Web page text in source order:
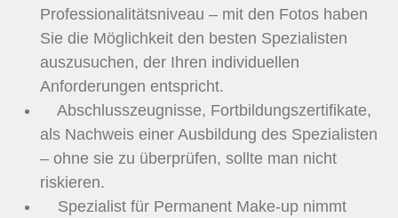
Professionalitätsniveau – mit den Fotos haben
Sie die Möglichkeit den besten Spezialisten
auszusuchen, der Ihren individuellen
Anforderungen entspricht.
Abschlusszeugnisse, Fortbildungszertifikate,
als Nachweis einer Ausbildung des Spezialisten
– ohne sie zu überprüfen, sollte man nicht
riskieren.
Spezialist für Permanent Make-up nimmt